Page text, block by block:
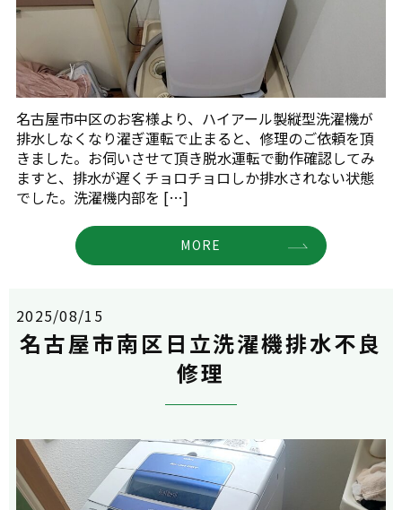
名古屋市中区のお客様より、ハイアール製縦型洗濯機が
排水しなくなり濯ぎ運転で止まると、修理のご依頼を頂
きました。お伺いさせて頂き脱水運転で動作確認してみ
ますと、排水が遅くチョロチョロしか排水されない状態
でした。洗濯機内部を […]
MORE
2025/08/15
名古屋市南区日立洗濯機排水不良
修理